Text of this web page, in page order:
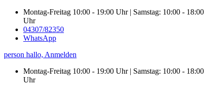
Montag-Freitag 10:00 - 19:00 Uhr | Samstag: 10:00 - 18:00
Uhr
04307/82350
WhatsApp
person hallo, Anmelden
Montag-Freitag 10:00 - 19:00 Uhr | Samstag: 10:00 - 18:00
Uhr